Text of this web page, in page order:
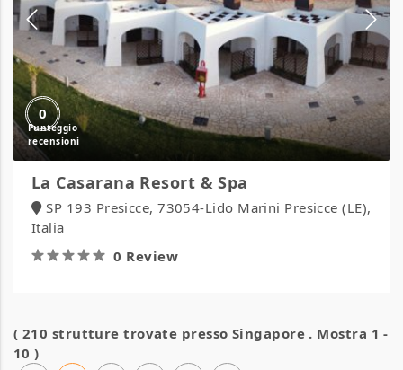
0
La Casarana Resort & Spa
SP 193 Presicce, 73054-Lido Marini Presicce (LE),
Italia
0 Review
( 210 strutture trovate presso Singapore . Mostra 1 -
10 )